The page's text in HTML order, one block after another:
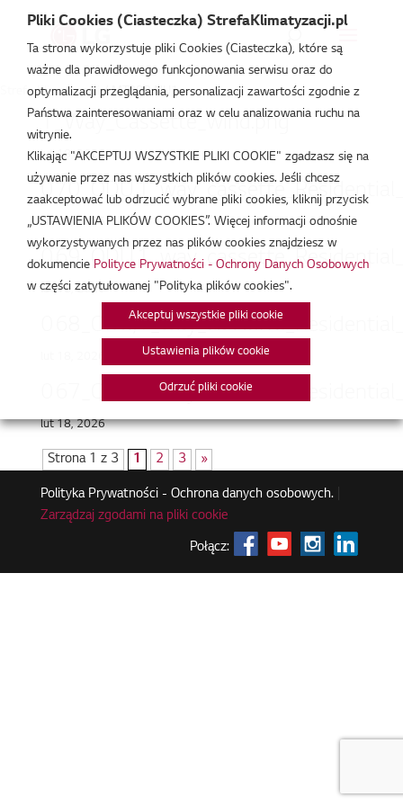
Strefa Klimatyzacji /MT09R.NU1
1_Way_Cassette_wind.png
lut 18, 2026
lut 18, 2026
lut 18, 2026
lut 18, 2026
Strona 1 z 3 1 2 3 »
Polityka Prywatności - Ochrona danych osobowych.|
Zarządzaj zgodami na pliki cookie
Połącz:
Pliki Cookies (Ciasteczka) StrefaKlimatyzacji.pl
Ta strona wykorzystuje pliki Cookies (Ciasteczka), które są
ważne dla prawidłowego funkcjonowania serwisu oraz do
optymalizacji przeglądania, personalizacji zawartości zgodnie z
Państwa zainteresowaniami oraz w celu analizowania ruchu na
witrynie.
Klikając "AKCEPTUJ WSZYSTKIE PLIKI COOKIE" zgadzasz się na
używanie przez nas wszystkich plików cookies. Jeśli chcesz
zaakceptować lub odrzucić wybrane pliki cookies, kliknij przycisk
„USTAWIENIA PLIKÓW COOKIES”. Więcej informacji odnośnie
wykorzystywanych przez nas plików cookies znajdziesz w
dokumencie Polityce Prywatności - Ochrony Danych Osobowych
w części zatytułowanej "Polityka plików cookies".
Akceptuj wszystkie pliki cookie
Ustawienia plików cookie
Odrzuć pliki cookie